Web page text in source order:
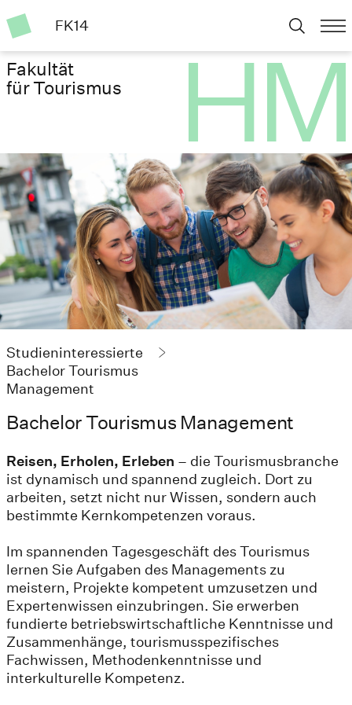
FK14
Fakultät
für Tourismus
Studieninteressierte
Bachelor Tourismus
Management
Bachelor Tourismus Management
Reisen, Erholen, Erleben – die Tourismusbranche
ist dynamisch und spannend zugleich. Dort zu
arbeiten, setzt nicht nur Wissen, sondern auch
bestimmte Kernkompetenzen voraus.
Im spannenden Tagesgeschäft des Tourismus
lernen Sie Aufgaben des Managements zu
meistern, Projekte kompetent umzusetzen und
Expertenwissen einzubringen. Sie erwerben
fundierte betriebswirtschaftliche Kenntnisse und
Zusammenhänge, tourismusspezifisches
Fachwissen, Methodenkenntnisse und
interkulturelle Kompetenz.